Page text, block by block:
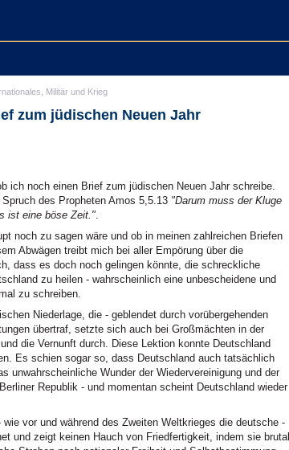
Militär und Krieg
zum jüdischen Neuen Jahr
ich noch einen Brief zum jüdischen Neuen Jahr schreibe.
des Propheten Amos 5,5.13 "Darum muss der Kluge
ist eine böse Zeit.".
noch zu sagen wäre und ob in meinen zahlreichen Briefen
Abwägen treibt mich bei aller Empörung über die
dass es doch noch gelingen könnte, die schreckliche
zu heilen - wahrscheinlich eine unbescheidene und
zu schreiben.
Niederlage, die - geblendet durch vorübergehenden
übertraf, setzte sich auch bei Großmächten in der
die Vernunft durch. Diese Lektion konnte Deutschland
Es schien sogar so, dass Deutschland auch tatsächlich
unwahrscheinliche Wunder der Wiedervereinigung und der
Republik - und momentan scheint Deutschland wieder
vor und während des Zweiten Weltkrieges die deutsche -
und zeigt keinen Hauch von Friedfertigkeit, indem sie brutal